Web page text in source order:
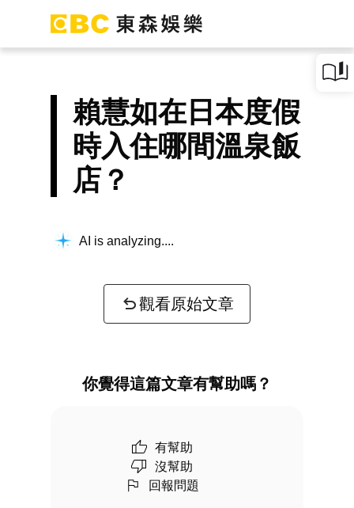
賴慧如在日本度假
時入住哪間溫泉飯
店？
AI is analyzing...
觀看原始文章
你覺得這篇文章有幫助嗎？
有幫助
沒幫助
回報問題